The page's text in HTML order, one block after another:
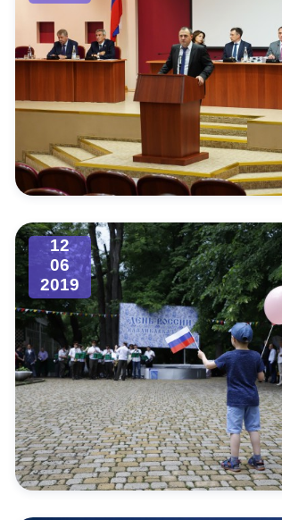
Информация о результатах
проверок
Муниципальный контроль
12
06
2019